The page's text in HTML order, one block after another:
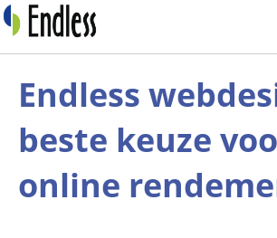
Endless
beste keuze
online